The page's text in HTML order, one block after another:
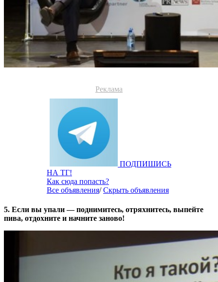
Реклама
ПОДПИШИСЬ
НА ТГ!
Как сюда попасть?
Все объявления/Скрыть объявления
5. Если вы упали — поднимитесь, отряхнитесь, выпейте
пива, отдохните и начните заново!